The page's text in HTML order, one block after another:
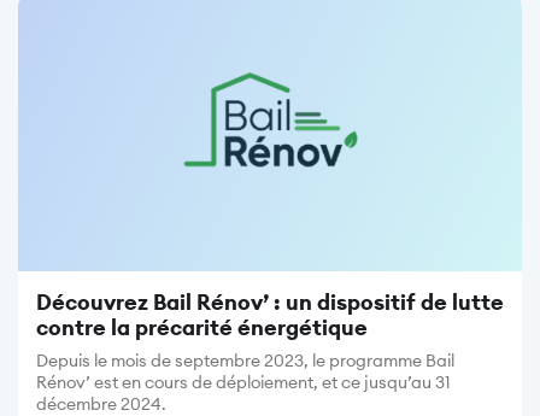
Découvrez Bail Rénov’ : un dispositif de lutte
contre la précarité énergétique
Depuis le mois de septembre 2023, le programme Bail
Rénov’ est en cours de déploiement, et ce jusqu’au 31
décembre 2024.